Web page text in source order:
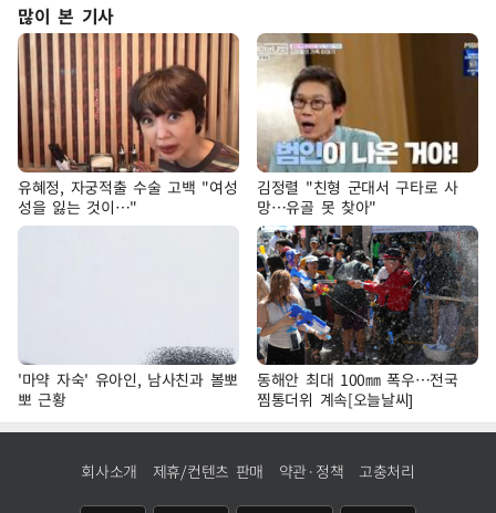
많이 본 기사
유혜정, 자궁적출 수술 고백 "여성
성을 잃는 것이…"
김정렬 "친형 군대서 구타로 사
망…유골 못 찾아"
'마약 자숙' 유아인, 남사친과 볼뽀
뽀 근황
동해안 최대 100㎜ 폭우…전국
찜통더위 계속[오늘날씨]
회사소개 제휴/컨텐츠 판매 약관·정책 고충처리